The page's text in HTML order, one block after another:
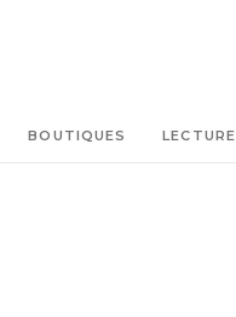
BOUTIQUES LECTURE